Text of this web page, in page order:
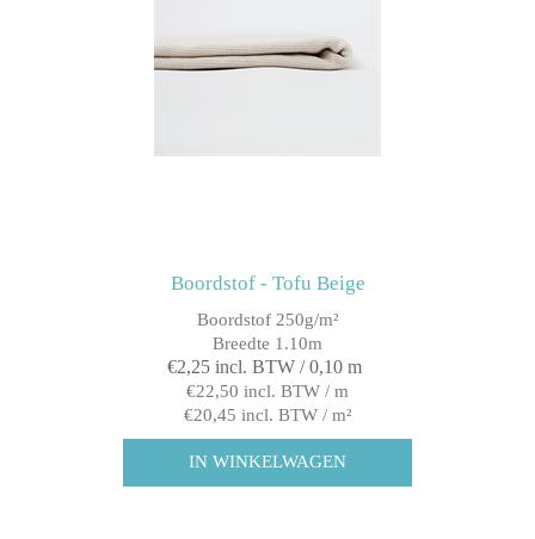
Boordstof - Tofu Beige
Boordstof 250g/m²
Breedte 1.10m
€2,25 incl. BTW / 0,10 m
€22,50 incl. BTW / m
€20,45 incl. BTW / m²